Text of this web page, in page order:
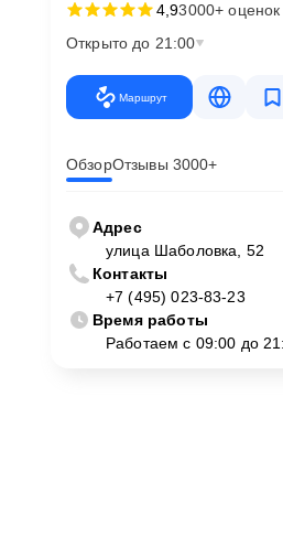
4,93000+ оценок
Открыто до 21:00
Маршрут
ОбзорОтзывы 3000+
Адрес
улица Шаболовка, 52
Контакты
+7 (495) 023-83-23
Время работы
Работаем с 09:00 до